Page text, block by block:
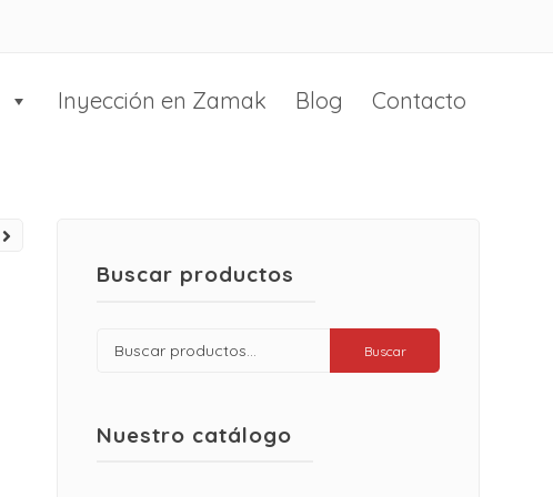
Inyección en Zamak Blog Contacto
Buscar productos
Buscar
Buscar
Nuestro catálogo